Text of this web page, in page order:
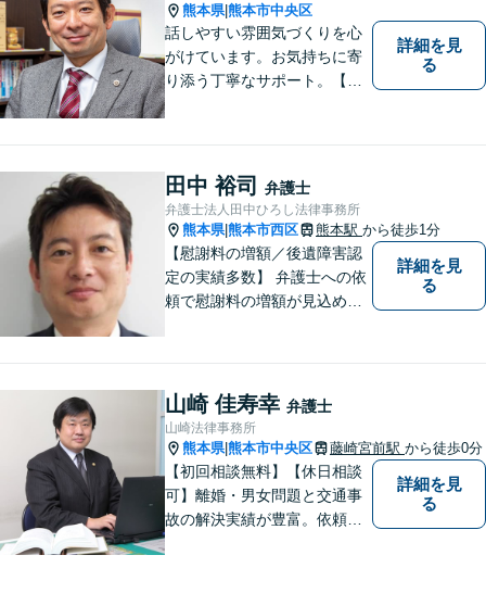
熊本県|熊本市中央区
話しやすい雰囲気づくりを心
がけています。お気持ちに寄
り添う丁寧なサポート。【借
用】証拠集めから手厚くサポ
ート。企業からのご相談も承
ります【交通事故】弁護士費
用特約の利用可【夜間・休日
面談可】
詳細を見
る
田中 裕司 弁護士
弁護士法人田中ひろし法律事務所
熊本県|熊本市西区 熊本駅 から徒歩1分
【慰謝料の増額／後遺障害認
定の実績多数】 弁護士への依
頼で慰謝料の増額が見込めま
ノウハウ多数】相続手続きか
ら遺言書までトータルサポー
ト【JR熊本駅から徒歩1分】
詳細を見
る
山崎 佳寿幸 弁護士
山崎法律事務所
熊本県|熊本市中央区 藤崎宮前駅 から徒歩0分
【初回相談無料】【休日相談
可】離婚・男女問題と交通事
故の解決実績が豊富。依頼者
詳細を見
る